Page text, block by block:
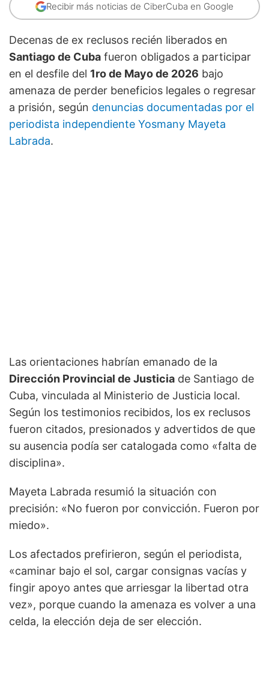
Recibir más noticias de CiberCuba en Google
Decenas de ex reclusos recién liberados en
Santiago de Cuba fueron obligados a participar
en el desfile del 1ro de Mayo de 2026 bajo
amenaza de perder beneficios legales o regresar
a prisión, según denuncias documentadas por el
periodista independiente Yosmany Mayeta
Labrada.
Las orientaciones habrían emanado de la
Dirección Provincial de Justicia de Santiago de
Cuba, vinculada al Ministerio de Justicia local.
Según los testimonios recibidos, los ex reclusos
fueron citados, presionados y advertidos de que
su ausencia podía ser catalogada como «falta de
disciplina».
Mayeta Labrada resumió la situación con
precisión: «No fueron por convicción. Fueron por
miedo».
Los afectados prefirieron, según el periodista,
«caminar bajo el sol, cargar consignas vacías y
fingir apoyo antes que arriesgar la libertad otra
vez», porque cuando la amenaza es volver a una
celda, la elección deja de ser elección.